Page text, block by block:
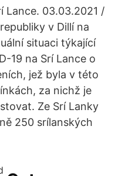
Lance. 03.03.2021 /
v Dillí na
situaci týkající
19 na Srí Lance o
jež byla v této
za nichž je
Ze Srí Lanky
250 srílanských